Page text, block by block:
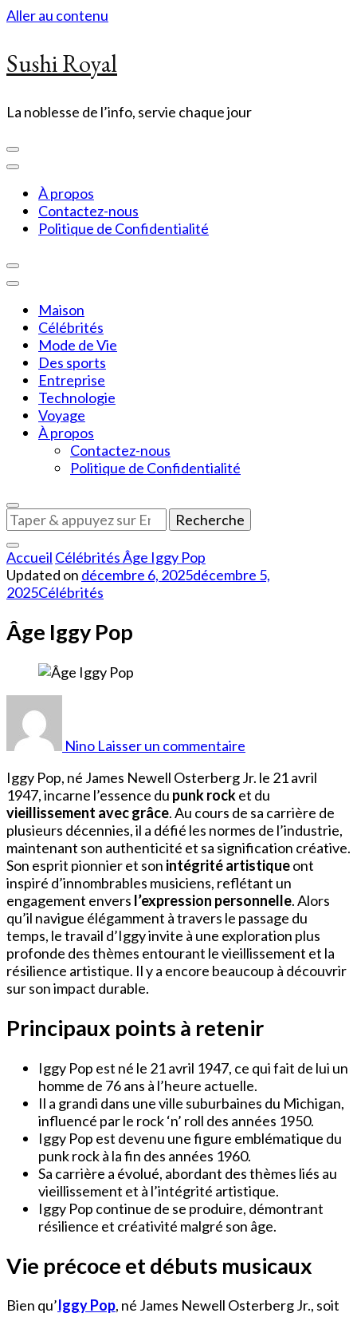
Aller au contenu
Sushi Royal
La noblesse de l’info, servie chaque jour
À propos
Contactez-nous
Politique de Confidentialité
Maison
Célébrités
Mode de Vie
Des sports
Entreprise
Technologie
Voyage
À propos
Contactez-nous
Politique de Confidentialité
Vous
recherchiez
quelque
chose
?
Accueil CélébritésÂge Iggy Pop
Updated on décembre 6, 2025décembre 5,
2025Célébrités
Âge Iggy Pop
Nino Laisser un commentaire
Pop
Iggy Pop, né James Newell Osterberg Jr. le 21 avril
1947, incarne l’essence du punk rocket du
vieillissement avec grâce. Au cours de sa carrière de
plusieurs décennies, il a défié les normes de l’industrie,
maintenant son authenticité et sa signification créative.
Son esprit pionnier et son intégrité artistiqueont
inspiré d’innombrables musiciens, reflétant un
engagement envers l’expression personnelle. Alors
qu’il navigue élégamment à travers le passage du
temps, le travail d’Iggy invite à une exploration plus
profonde des thèmes entourant le vieillissement et la
résilience artistique. Il y a encore beaucoup à découvrir
sur son impact durable.
Principaux points à retenir
Iggy Pop est né le 21 avril 1947, ce qui fait de lui un
homme de 76 ans à l’heure actuelle.
Il a grandi dans une ville suburbaines du Michigan,
influencé par le rock ‘n’ roll des années 1950.
Iggy Pop est devenu une figure emblématique du
punk rock à la fin des années 1960.
Sa carrière a évolué, abordant des thèmes liés au
vieillissement et à l’intégrité artistique.
Iggy Pop continue de se produire, démontrant
résilience et créativité malgré son âge.
Vie précoce et débuts musicaux
Bien qu’Iggy Pop, né James Newell Osterberg Jr., soit